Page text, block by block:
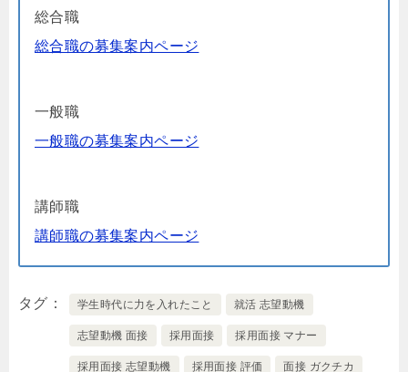
総合職
総合職の募集案内ページ
一般職
一般職の募集案内ページ
講師職
講師職の募集案内ページ
タグ 学生時代に力を入れたこと 就活 志望動機
志望動機 面接 採用面接 採用面接 マナー
採用面接 志望動機 採用面接 評価 面接 ガクチカ